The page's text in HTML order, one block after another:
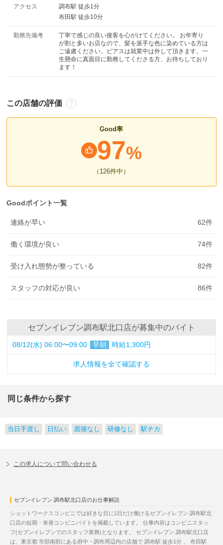
アクセス
調布駅 徒歩1分
布田駅 徒歩10分
勤務先備考
丁寧で感じの良い接客を心がけてください。 お年寄り
が割と多いお店なので、髪を派手な色に染めている方は
ご遠慮ください。ピアスは就業中は外して頂きます。一
生懸命に真面目に勤務してくださる方、お待ちしており
ます！
この店舗の評価
Good率
97%
（126件中 ）
Goodポイント一覧
連絡が早い 62件
働く環境が良い 74件
受け入れ態勢が整っている 82件
スタッフの対応が良い 86件
セブンイレブン調布駅北口店が募集中のバイト
08/12(水) 06:00〜09:00 早朝 時給1,300円
求人情報を全て確認する
同じ条件から探す
当日手渡し 日払い 面接なし 研修なし 駅チカ
この求人について問い合わせる
セブンイレブン 調布駅北口店のお仕事解説
ショットワークスコンビニでは好きな日に1日だけ働けるセブンイレブン 調布駅北
口店の短期・単発コンビニバイトを掲載しています。 仕事内容はコンビニスタッ
フ(セブンイレブンでのスタッフ業務)となります。 セブンイレブン 調布駅北口店
は、東京都 市部南部にある府中・調布周辺内の店舗で 調布駅 徒歩1分 、 布田駅